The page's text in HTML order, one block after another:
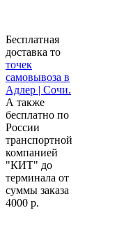
Бесплатная
доставка то
точек
самовывоза в
Адлер | Сочи.
А также
бесплатно по
России
транспортной
компанией
"КИТ" до
терминала от
суммы заказа
4000 р.